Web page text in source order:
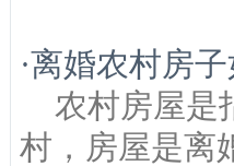
·离婚农村房
农村房屋是
村，房屋是离